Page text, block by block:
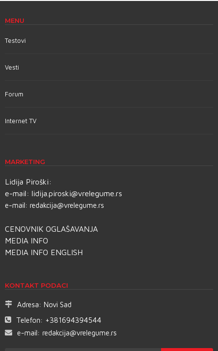
MENU
Testovi
Vesti
Forum
Internet TV
MARKETING
Lidija Piroški:
e-mail: lidija.piroski@vrelegume.rs
e-mail: redakcija@vrelegume.rs
CENOVNIK OGLAŠAVANJA
MEDIA INFO
MEDIA INFO ENGLISH
KONTAKT PODACI
Adresa: Novi Sad
Telefon: +381694394544
e-mail: redakcija@vrelegume.rs